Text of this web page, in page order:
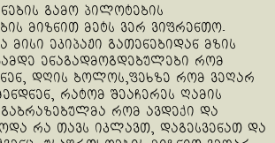
გამო პილოტების
მიზნით მეტს ვერ ვიფრენთო.
მისი ეკიპაჟი გათენებიდან მზის
ენაგადმოგდებულები რომ
დღის ბოლოს,ფეხზე რომ ვეღარ
რატომ შეაჩერეს ღამის
რომ ავდექი და
რა თავს იკლავთ, დაგესვენათ და